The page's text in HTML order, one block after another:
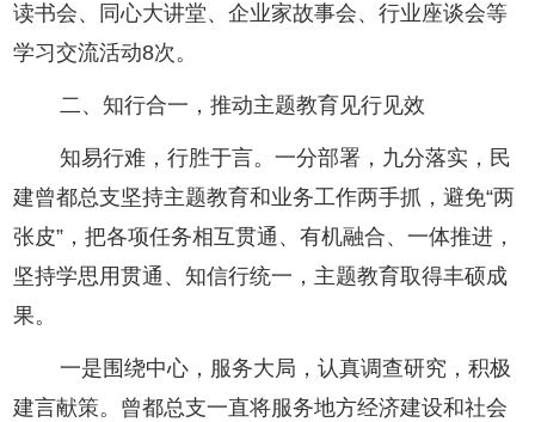
读书会、同心大讲堂、企业家故事会、行业座谈会等
学习交流活动8次。
二、知行合一，推动主题教育见行见效
知易行难，行胜于言。一分部署，九分落实，民
建曾都总支坚持主题教育和业务工作两手抓，避免“两
张皮”，把各项任务相互贯通、有机融合、一体推进，
坚持学思用贯通、知信行统一，主题教育取得丰硕成
果。
一是围绕中心，服务大局，认真调查研究，积极
建言献策。曾都总支一直将服务地方经济建设和社会